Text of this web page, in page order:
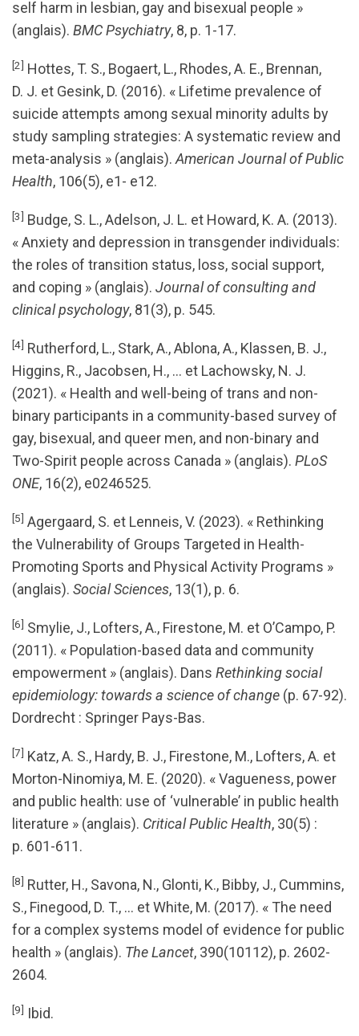
self harm in lesbian, gay and bisexual people »
(anglais). BMC Psychiatry, 8, p. 1-17.
[2] Hottes, T. S., Bogaert, L., Rhodes, A. E., Brennan,
D. J. et Gesink, D. (2016). « Lifetime prevalence of
suicide attempts among sexual minority adults by
study sampling strategies: A systematic review and
meta-analysis » (anglais).American Journal of Public
Health, 106(5), e1- e12.
[3] Budge, S. L., Adelson, J. L. et Howard, K. A. (2013).
« Anxiety and depression in transgender individuals:
the roles of transition status, loss, social support,
and coping » (anglais). Journal of consulting and
clinical psychology, 81(3), p. 545.
[4] Rutherford, L., Stark, A., Ablona, A., Klassen, B. J.,
Higgins, R., Jacobsen, H., … et Lachowsky, N. J.
(2021). « Health and well-being of trans and non-
binary participants in a community-based survey of
gay, bisexual, and queer men, and non-binary and
Two-Spirit people across Canada » (anglais). PLoS
ONE, 16(2), e0246525.
[5] Agergaard, S. et Lenneis, V. (2023). « Rethinking
the Vulnerability of Groups Targeted in Health-
Promoting Sports and Physical Activity Programs »
(anglais). Social Sciences, 13(1), p. 6.
[6] Smylie, J., Lofters, A., Firestone, M. et O’Campo, P.
(2011). « Population-based data and community
empowerment » (anglais). Dans Rethinking social
epidemiology: towards a science of change (p. 67-92).
Dordrecht : Springer Pays-Bas.
[7] Katz, A. S., Hardy, B. J., Firestone, M., Lofters, A. et
Morton-Ninomiya, M. E. (2020). « Vagueness, power
and public health: use of ‘vulnerable’ in public health
literature » (anglais). Critical Public Health, 30(5) :
p. 601-611.
[8] Rutter, H., Savona, N., Glonti, K., Bibby, J., Cummins,
S., Finegood, D. T., … et White, M. (2017). « The need
for a complex systems model of evidence for public
health » (anglais). The Lancet, 390(10112), p. 2602-
2604.
[9] Ibid.